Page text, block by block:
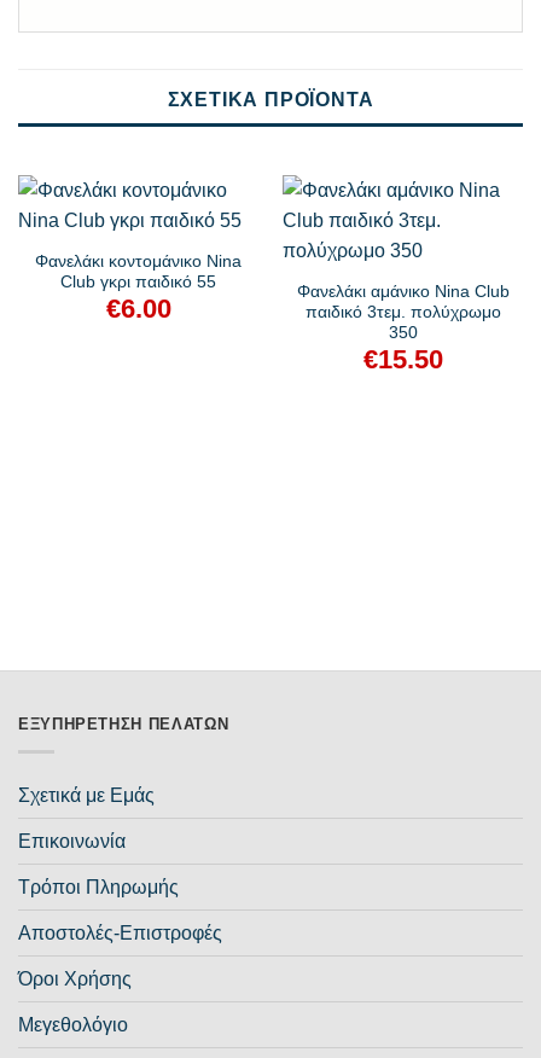
ΣΧΕΤΙΚΆ ΠΡΟΪΌΝΤΑ
Φανελάκι κοντομάνικο Nina
Club γκρι παιδικό 55
€6.00
Φανελάκι αμάνικο Nina Club
παιδικό 3τεμ. πολύχρωμο
350
€15.50
ΕΞΥΠΗΡΈΤΗΣΗ ΠΕΛΑΤΏΝ
Σχετικά με Εμάς
Επικοινωνία
Τρόποι Πληρωμής
Αποστολές-Επιστροφές
Όροι Χρήσης
Μεγεθολόγιο